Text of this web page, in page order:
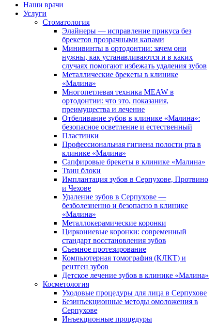
Наши врачи
Услуги
Стоматология
Элайнеры — исправление прикуса без
брекетов прозрачными капами
Минивинты в ортодонтии: зачем они
нужны, как устанавливаются и в каких
случаях помогают избежать удаления зубов
Металлические брекеты в клинике
«Малина»
Многопетлевая техника MEAW в
ортодонтии: что это, показания,
преимущества и лечение
Отбеливание зубов в клинике «Малина»:
безопасное осветление и естественный
Пластинки
Профессиональная гигиена полости рта в
клинике «Малина»
Сапфировые брекеты в клинике «Малина»
Твин блоки
Имплантация зубов в Серпухове, Протвино
и Чехове
Удаление зубов в Серпухове —
безболезненно и безопасно в клинике
«Малина»
Металлокерамические коронки
Циркониевые коронки: современный
стандарт восстановления зубов
Съемное протезирование
Компьютерная томография (КЛКТ) и
рентген зубов
Детское лечение зубов в клинике «Малина»
Косметология
Уходовые процедуры для лица в Серпухове
Безинъекционные методы омоложения в
Серпухове
Инъекционные процедуры